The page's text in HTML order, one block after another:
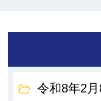
令和8年2